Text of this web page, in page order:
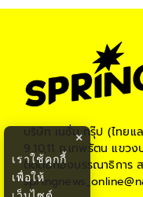
บริษัท เนชั่น กรุ๊ป (ไทย
9,10,11 ถ.เทพรัตน แขว
ติดต่อกองบรรณาธิการ
×
เราใช้คุกกี้
เพื่อให้